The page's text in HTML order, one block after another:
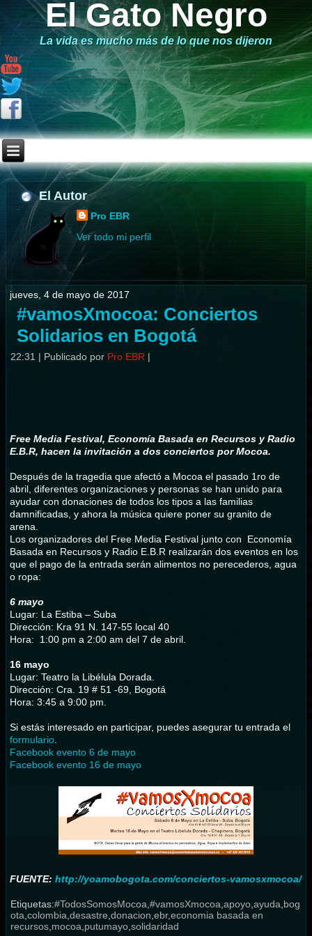
El Gato Negro
La vida es mucho más de lo que nos dijeron
El Autor
Pro EBR
Ver todo mi perfil
jueves, 4 de mayo de 2017
#vamosXmocoa: Conciertos
Solidarios en Bogotá
22:31 | Publicado por Pro EBR |
Free Media Festival, Economía Basada en Recursos y Radio
E.B.R, hacen la invitación a dos conciertos por Mocoa.
Después de la tragedia que afectó a Mocoa el pasado 1ro de
abril, diferentes organizaciones y personas se han unido para
ayudar con donaciones de todos los tipos a las familias
damnificadas, y ahora la música quiere poner su granito de
arena.
Los organizadores del Free Media Festival junto con Economía
Basada en Recursos y Radio E.B.R realizarán dos eventos en los
que el pago de la entrada serán alimentos no perecederos, agua
o ropa:
6 mayo
Lugar: La Estiba – Suba
Dirección: Kra 91 N. 147-55 local 40
Hora: 1:00 pm a 2:00 am del 7 de abril.
16 mayo
Lugar: Teatro la Libélula Dorada.
Dirección:Cra. 19 # 51 -69, Bogotá
Hora: 3:45 a 9:00 pm.
Si estás interesado en participar, puedes asegurar tu entrada el
formulario
Facebook evento 6 de mayo
Facebook evento 16 de mayo
FUENTE:http://yoamobogota.com/conciertos-vamosxmocoa/
Etiquetas:#TodosSomosMocoa ,#vamosXmocoa ,apoyo ,ayuda bog
ota ,colombia ,desastre ,donacion ,ebr,economia basada en
recursos mocoa putumayo ,solidaridad